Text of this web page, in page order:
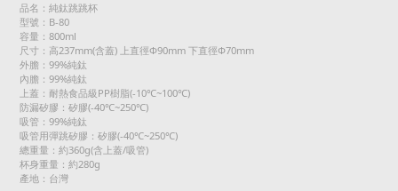
品名：純鈦跳跳杯
型號：B-80
容量：800ml
尺寸：高237mm(含蓋) 上直徑Φ90mm 下直徑Φ70mm
外膽：99%純鈦
內膽：99%純鈦
上蓋：耐熱食品級PP樹脂(-10℃~100℃)
防漏矽膠：矽膠(-40℃~250℃)
吸管：99%純鈦
吸管用彈跳矽膠：矽膠(-40℃~250℃)
總重量：約360g(含上蓋/吸管)
杯身重量：約280g
產地：台灣